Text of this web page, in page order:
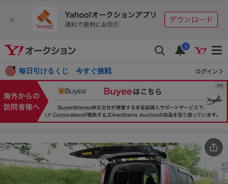
i
毎日引けるくじ 今すぐ挑戦 ログイン